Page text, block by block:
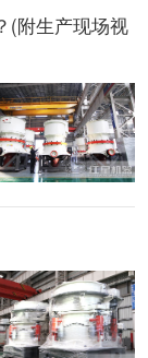
(附生产现场视